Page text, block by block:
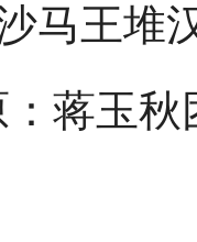
马王堆
：蒋玉